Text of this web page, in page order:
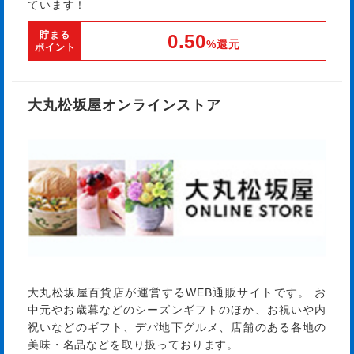
ています！
貯まる
ポイント
0.50%還元
大丸松坂屋オンラインストア
大丸松坂屋百貨店が運営するWEB通販サイトです。 お
中元やお歳暮などのシーズンギフトのほか、お祝いや内
祝いなどのギフト、デパ地下グルメ、店舗のある各地の
美味・名品などを取り扱っております。